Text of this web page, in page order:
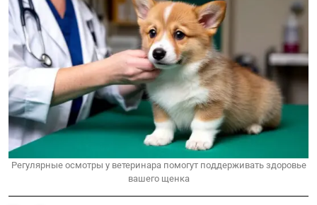
Регулярные осмотры у ветеринара помогут поддерживать здоровье
вашего щенка